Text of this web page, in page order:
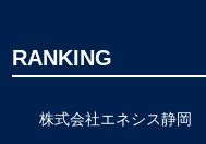
RANKING
株式会社エネシス静岡